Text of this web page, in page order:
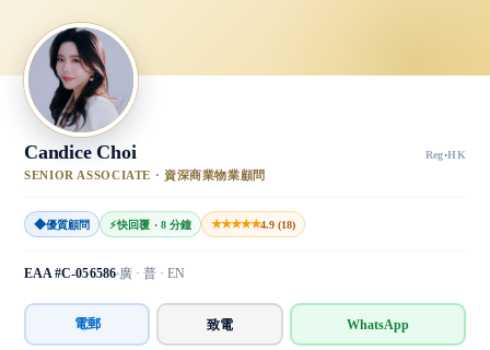
Candice Choi Reg·HK
SENIOR ASSOCIATE · 資深商業物業顧問
◆優質顧問 ⚡快回覆 · 8 分鐘 ★★★★★4.9 (18)
EAA #C-056586 廣 · 普 · EN
電郵 致電 WhatsApp